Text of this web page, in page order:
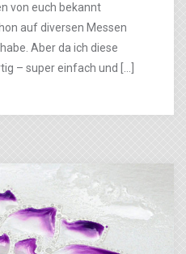
von euch bekannt
auf diversen Messen
Aber da ich diese
– super einfach und […]